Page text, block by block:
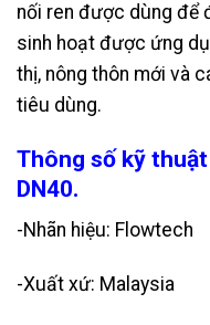
nối ren được dùng để
sinh hoạt được ứng
thị, nông thôn mới và
tiêu dùng.
Thông số kỹ
DN40.
-Nhãn hiệu: Flowtech
-Xuất xứ: Malaysia